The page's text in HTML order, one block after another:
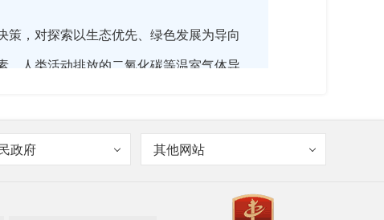
策，对探索以生态优先、绿色发展为导向
，人类活动排放的二氧化碳等温室气体导
政府 其他网站